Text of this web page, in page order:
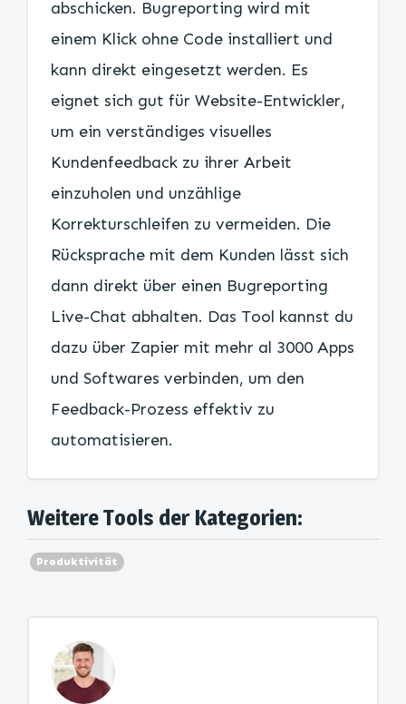
abschicken. Bugreporting wird mit
einem Klick ohne Code installiert und
kann direkt eingesetzt werden. Es
eignet sich gut für Website-Entwickler,
um ein verständiges visuelles
Kundenfeedback zu ihrer Arbeit
einzuholen und unzählige
Korrekturschleifen zu vermeiden. Die
Rücksprache mit dem Kunden lässt sich
dann direkt über einen Bugreporting
Live-Chat abhalten. Das Tool kannst du
dazu über Zapier mit mehr al 3000 Apps
und Softwares verbinden, um den
Feedback-Prozess effektiv zu
automatisieren.
Weitere Tools der Kategorien:
Produktivität